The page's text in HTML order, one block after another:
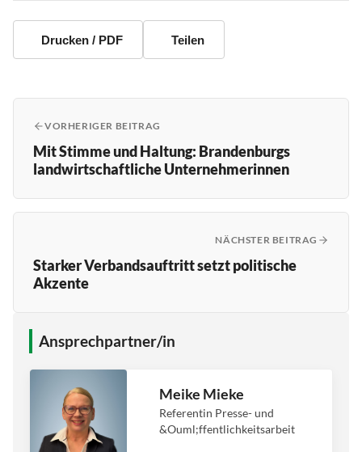
Drucken / PDF Teilen
VORHERIGER BEITRAG
Mit Stimme und Haltung: Brandenburgs
landwirtschaftliche Unternehmerinnen
NÄCHSTER BEITRAG
Starker Verbandsauftritt setzt politische
Akzente
Ansprechpartner/in
Meike Mieke
Referentin Presse- und
&Ouml;ffentlichkeitsarbeit